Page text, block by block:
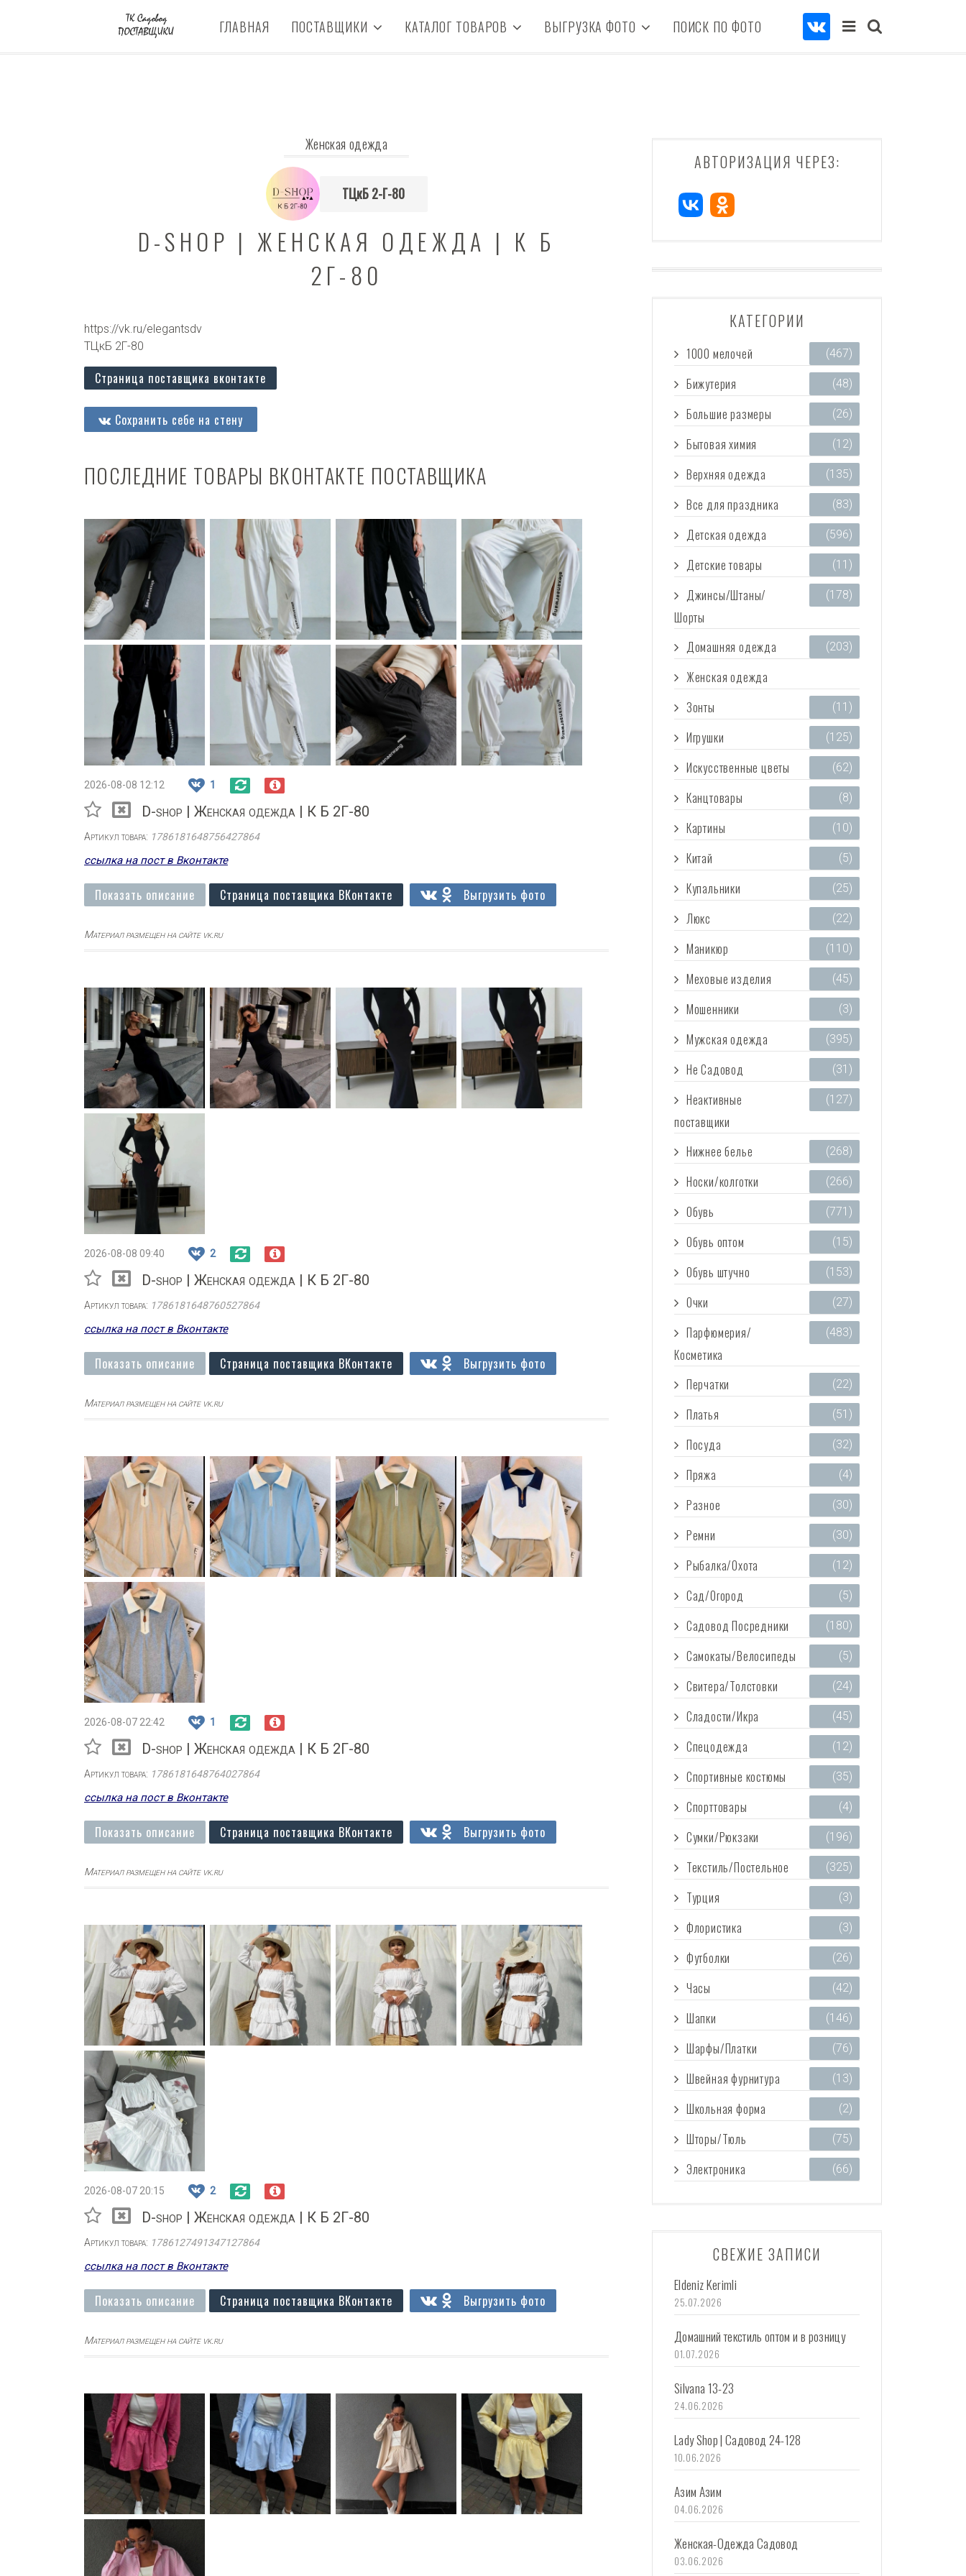
ГЛАВНАЯ ПОСТАВЩИКИ КАТАЛОГ ТОВАРОВ ВЫГРУЗКА ФОТО ПОИСК ПО ФОТО
Женская одежда
ТЦкБ 2-Г-80
D-SHOP | ЖЕНСКАЯ ОДЕЖДА | К Б
2Г-80
https://vk.ru/elegantsdv
ТЦкБ 2Г-80
Страница поставщика вконтакте
Сохранить себе на стену
ПОСЛЕДНИЕ ТОВАРЫ ВКОНТАКТЕ ПОСТАВЩИКА
2026-08-08 12:12 1
D-shop | Женская одежда | К Б 2Г-80
Артикул товара: 1786181648756427864
ссылка на пост в Вконтакте
Показать описание Страница поставщика ВКонтакте Выгрузить фото
Материал размещен на сайте vk.ru
2026-08-08 09:40 2
D-shop | Женская одежда | К Б 2Г-80
Артикул товара: 1786181648760527864
ссылка на пост в Вконтакте
Показать описание Страница поставщика ВКонтакте Выгрузить фото
Материал размещен на сайте vk.ru
2026-08-07 22:42 1
D-shop | Женская одежда | К Б 2Г-80
Артикул товара: 1786181648764027864
ссылка на пост в Вконтакте
Показать описание Страница поставщика ВКонтакте Выгрузить фото
Материал размещен на сайте vk.ru
2026-08-07 20:15 2
D-shop | Женская одежда | К Б 2Г-80
Артикул товара: 1786127491347127864
ссылка на пост в Вконтакте
Показать описание Страница поставщика ВКонтакте Выгрузить фото
Материал размещен на сайте vk.ru
АВТОРИЗАЦИЯ ЧЕРЕЗ:
КАТЕГОРИИ
1000 мелочей (467)
Бижутерия (48)
Большие размеры (26)
Бытовая химия (12)
Верхняя одежда (135)
Все для праздника (83)
Детская одежда (596)
Детские товары (11)
Джинсы/Штаны/
Шорты
(178)
Домашняя одежда (203)
Женская одежда
Зонты (11)
Игрушки (125)
Искусственные цветы (62)
Канцтовары (8)
Картины (10)
Китай (5)
Купальники (25)
Люкс (22)
Маникюр (110)
Меховые изделия (45)
Мошенники (3)
Мужская одежда (395)
Не Садовод (31)
Неактивные
поставщики
(127)
Нижнее белье (268)
Носки/колготки (266)
Обувь (771)
Обувь оптом (15)
Обувь штучно (153)
Очки (27)
Парфюмерия/
Косметика
(483)
Перчатки (22)
Платья (51)
Посуда (32)
Пряжа (4)
Разное (30)
Ремни (30)
Рыбалка/Охота (12)
Сад/Огород (5)
Садовод Посредники (180)
Самокаты/Велосипеды (5)
Свитера/Толстовки (24)
Сладости/Икра (45)
Спецодежда (12)
Спортивные костюмы (35)
Спорттовары (4)
Сумки/Рюкзаки (196)
Текстиль/Постельное (325)
Турция (3)
Флористика (3)
Футболки (26)
Часы (42)
Шапки (146)
Шарфы/Платки (76)
Швейная фурнитура (13)
Школьная форма (2)
Шторы/Тюль (75)
Электроника (66)
СВЕЖИЕ ЗАПИСИ
Eldeniz Kerimli
25.07.2026
Домашний текстиль оптом и в розницу
01.07.2026
Silvana 13-23
24.06.2026
Lady Shop | Садовод 24-128
10.06.2026
Азим Азим
04.06.2026
Женская-Одежда Садовод
03.06.2026